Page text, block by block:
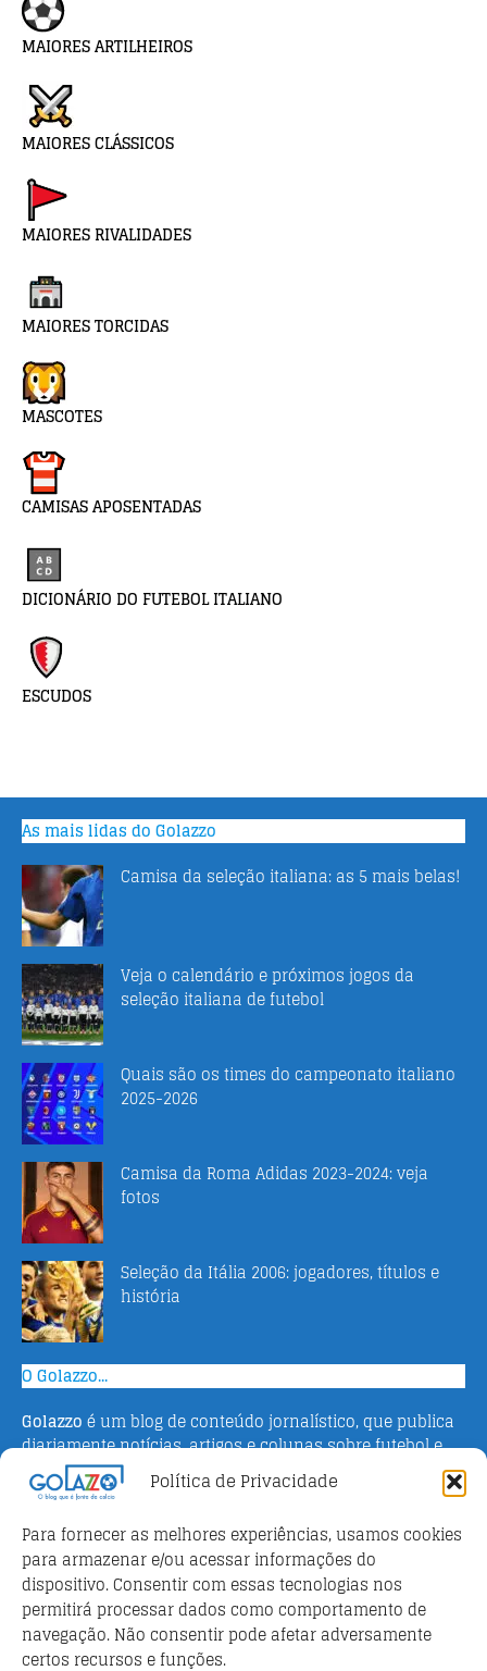
Política de Privacidade
Para fornecer as melhores experiências, usamos cookies
para armazenar e/ou acessar informações do
dispositivo. Consentir com essas tecnologias nos
permitirá processar dados como comportamento de
navegação. Não consentir pode afetar adversamente
certos recursos e funções.
MAIORES ARTILHEIROS
MAIORES CLÁSSICOS
MAIORES RIVALIDADES
MAIORES TORCIDAS
MASCOTES
CAMISAS APOSENTADAS
DICIONÁRIO DO FUTEBOL ITALIANO
ESCUDOS
As mais lidas do Golazzo
Camisa da seleção italiana: as 5 mais belas!
Veja o calendário e próximos jogos da
seleção italiana de futebol
Quais são os times do campeonato italiano
2025-2026
Camisa da Roma Adidas 2023-2024: veja
fotos
Seleção da Itália 2006: jogadores, títulos e
história
O Golazzo...
Golazzo é um blog de conteúdo jornalístico, que publica
diariamente notícias, artigos e colunas sobre futebol e
campeonato italiano. Fundado em 2016 pelo jornalista
Adriano Bertin, o site tem como objetivo informar o
o esporte na Itália.
Parceiros
Futebol ao vivo